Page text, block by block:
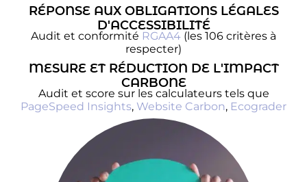
RÉPONSE AUX OBLIGATIONS LÉGALES
D'ACCESSIBILITÉ
Audit et conformité RGAA4 (les 106 critères à
respecter)
MESURE ET RÉDUCTION DE L'IMPACT
CARBONE
Audit et score sur les calculateurs tels que
PageSpeed Insights, Website Carbon, Ecograder